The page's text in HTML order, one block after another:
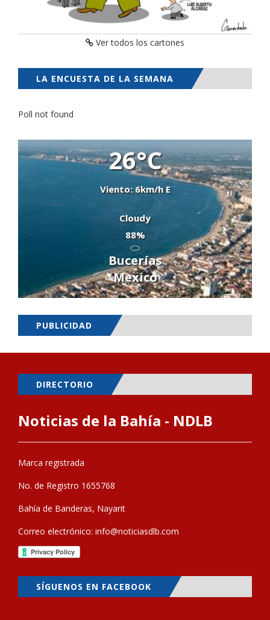
Ver todos los cartones
LA ENCUESTA DE LA SEMANA
Poll not found
26°C
Viento: 6km/h E
Cloudy
88%
Bucerías
Mexico
PUBLICIDAD
DIRECTORIO
Noticias de la Bahía - NDLB
Marca registrada
No. de Registro 1655768
Bahía de Banderas, Nayarit
Correo electrónico: info@noticiasdlb.com
SÍGUENOS EN FACEBOOK